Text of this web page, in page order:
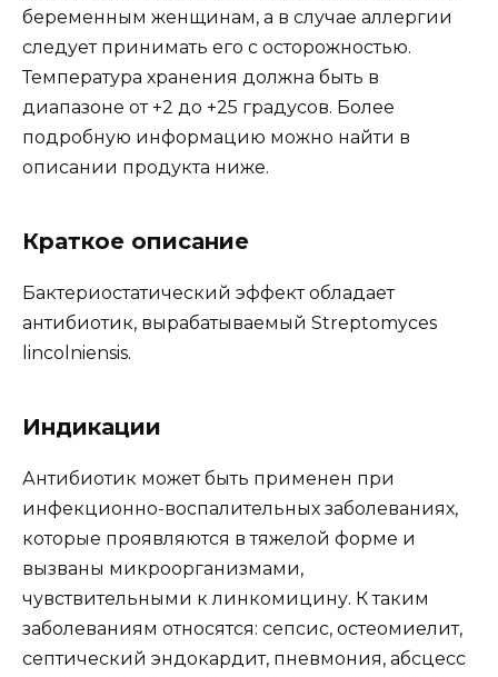
беременным женщинам, а в случае аллергии
следует принимать его с осторожностью.
Температура хранения должна быть в
диапазоне от +2 до +25 градусов. Более
подробную информацию можно найти в
описании продукта ниже.
Краткое описание
Бактериостатический эффект обладает
антибиотик, вырабатываемый Streptomyces
lincolniensis.
Индикации
Антибиотик может быть применен при
инфекционно-воспалительных заболеваниях,
которые проявляются в тяжелой форме и
вызваны микроорганизмами,
чувствительными к линкомицину. К таким
заболеваниям относятся: сепсис, остеомиелит,
септический эндокардит, пневмония, абсцесс